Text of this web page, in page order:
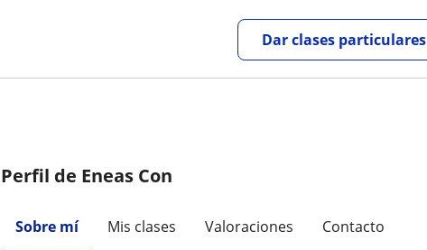
Dar clases particulares
Perfil de Eneas Con
Sobre mí Mis clases Valoraciones Contacto